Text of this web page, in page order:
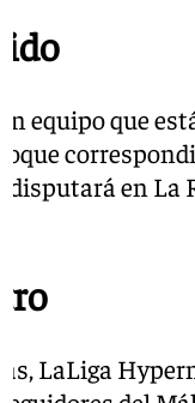
equipo que
disputará en La
LaLiga